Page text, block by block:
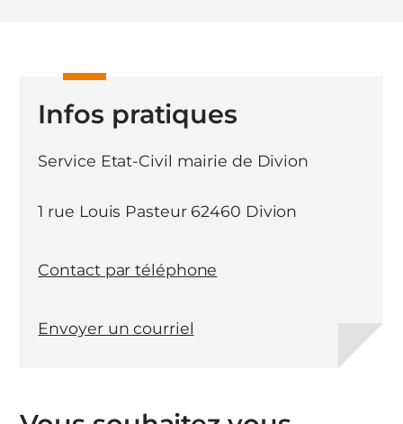
Infos pratiques
Service Etat-Civil mairie de Divion
1 rue Louis Pasteur 62460 Divion
Contact par téléphone
Envoyer un courriel